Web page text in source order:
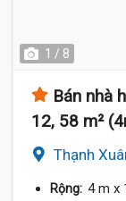
1 / 8
Bán nhà
12, 58 m²
Thạnh
Rộng: 4 m x